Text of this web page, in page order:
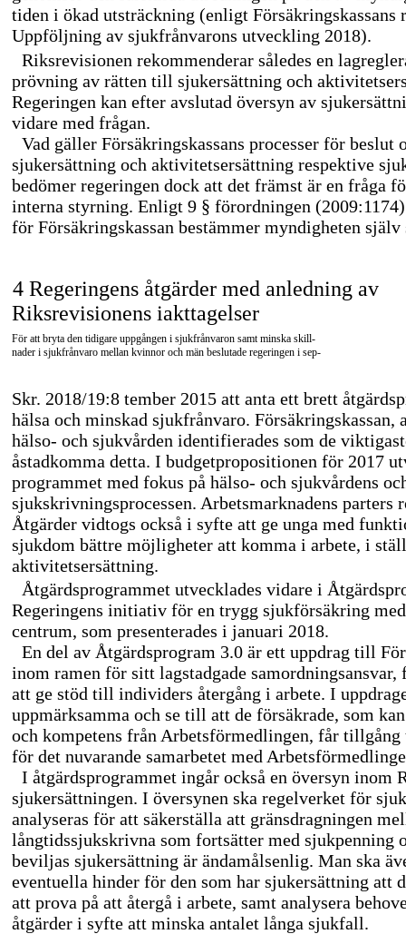
tiden i ökad utsträckning (enligt Försäkringskassans
Uppföljning av sjukfrånvarons utveckling 2018).
Riksrevisionen rekommenderar således en
prövning av rätten till sjukersättning och
Regeringen kan efter avslutad översyn av
vidare med frågan.
Vad gäller Försäkringskassans processer för beslut
sjukersättning och aktivitetsersättning respektive
bedömer regeringen dock att det främst är en fråga
interna styrning. Enligt 9 § förordningen
för Försäkringskassan bestämmer myndigheten
4 Regeringens åtgärder med anledning av
Riksrevisionens iakttagelser
För att bryta den tidigare uppgången i sjukfrånvaron samt minska skill-
nader i sjukfrånvaro mellan kvinnor och män beslutade regeringen i sep-
Skr. 2018/19:8 tember 2015 att anta ett brett
hälsa och minskad sjukfrånvaro. Försäkringskassan,
hälso- och sjukvården identifierades som de
åstadkomma detta. I budgetpropositionen för 2017
programmet med fokus på hälso- och sjukvårdens
sjukskrivningsprocessen. Arbetsmarknadens parters
Åtgärder vidtogs också i syfte att ge unga med
sjukdom bättre möjligheter att komma i arbete, i
aktivitetsersättning.
Åtgärdsprogrammet utvecklades vidare i
Regeringens initiativ för en trygg sjukförsäkring
centrum, som presenterades i januari 2018.
En del av Åtgärdsprogram 3.0 är ett uppdrag till
inom ramen för sitt lagstadgade samordningsansvar,
att ge stöd till individers återgång i arbete. I
uppmärksamma och se till att de försäkrade, som
och kompetens från Arbetsförmedlingen, får
för det nuvarande samarbetet med
I åtgärdsprogrammet ingår också en översyn inom
sjukersättningen. I översynen ska regelverket för
analyseras för att säkerställa att gränsdragningen
långtidssjukskrivna som fortsätter med sjukpenning
beviljas sjukersättning är ändamålsenlig. Man ska
eventuella hinder för den som har sjukersättning att
att prova på att återgå i arbete, samt analysera
åtgärder i syfte att minska antalet långa sjukfall.